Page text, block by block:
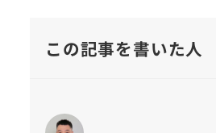
この記事を書いた人